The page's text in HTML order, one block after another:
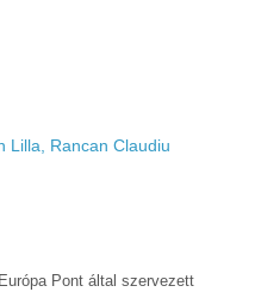
Lilla, Rancan Claudiu
Pont által szervezett